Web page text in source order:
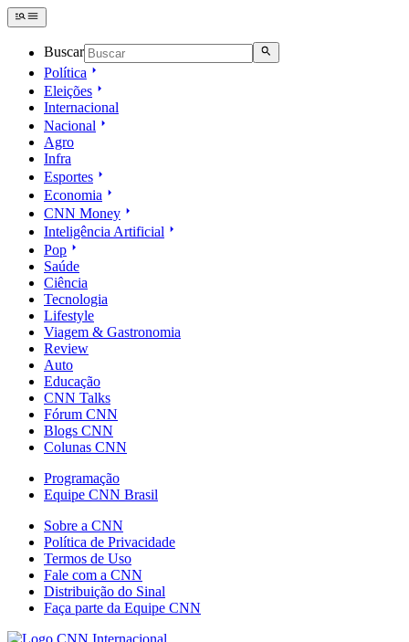
Buscar
Política
Eleições
Internacional
Nacional
Agro
Infra
Esportes
Economia
CNN Money
Inteligência Artificial
Pop
Saúde
Ciência
Tecnologia
Lifestyle
Viagem & Gastronomia
Review
Auto
Educação
CNN Talks
Fórum CNN
Blogs CNN
Colunas CNN
Programação
Equipe CNN Brasil
Sobre a CNN
Política de Privacidade
Termos de Uso
Fale com a CNN
Distribuição do Sinal
Faça parte da Equipe CNN